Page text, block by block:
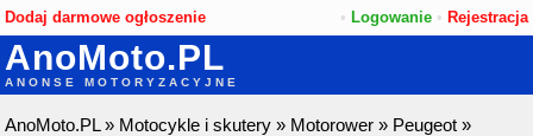
Dodaj darmowe ogłoszenie • Logowanie• Rejestracja
AnoMoto.PL
ANONSE MOTORYZACYJNE
AnoMoto.PL» Motocykle i skutery » Motorower » Peugeot »